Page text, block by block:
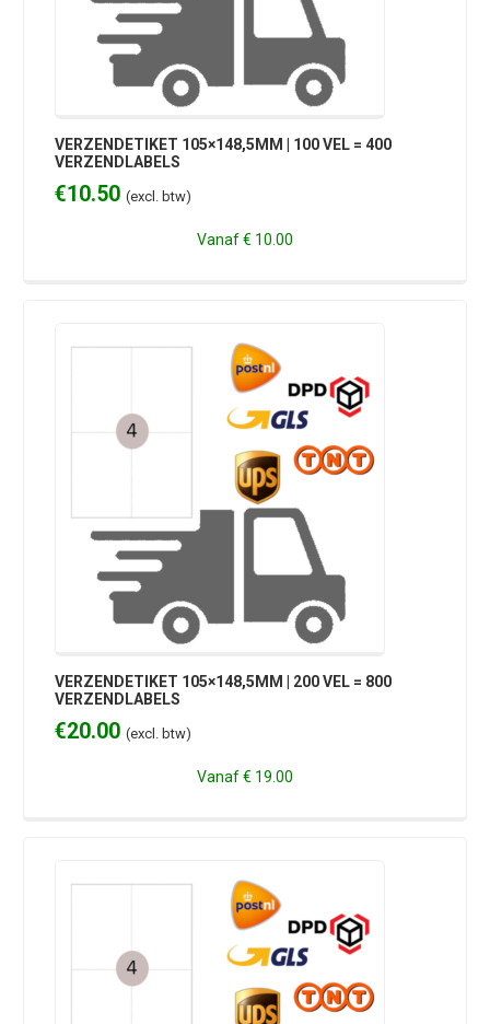
VERZENDETIKET 105×148,5MM | 100 VEL = 400
VERZENDLABELS
€10.50 (excl. btw)
Vanaf€ 10.00
VERZENDETIKET 105×148,5MM | 200 VEL = 800
VERZENDLABELS
€20.00 (excl. btw)
Vanaf€ 19.00